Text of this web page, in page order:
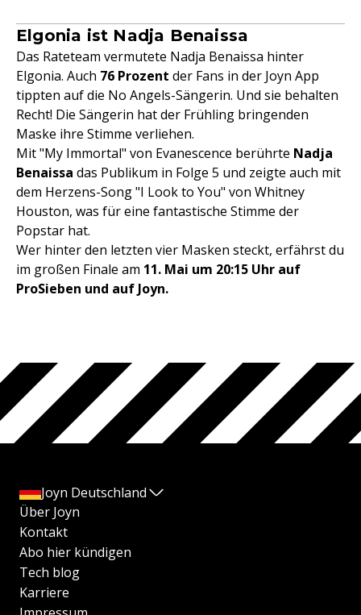
Elgonia ist Nadja Benaissa
Das Rateteam vermutete Nadja Benaissa hinter
Elgonia. Auch 76 Prozent der Fans in der Joyn App
tippten auf die No Angels-Sängerin. Und sie behalten
Recht! Die Sängerin hat der Frühling bringenden
Maske ihre Stimme verliehen.
Mit "My Immortal" von Evanescence berührte Nadja
Benaissa das Publikum in Folge 5 und zeigte auch mit
dem Herzens-Song "I Look to You" von Whitney
Houston, was für eine fantastische Stimme der
Popstar hat.
Wer hinter den letzten vier Masken steckt, erfährst du
im großen Finale am 11. Mai um 20:15 Uhr auf
ProSieben und auf Joyn.
Joyn Deutschland
Über Joyn
Kontakt
Abo hier kündigen
Tech blog
Karriere